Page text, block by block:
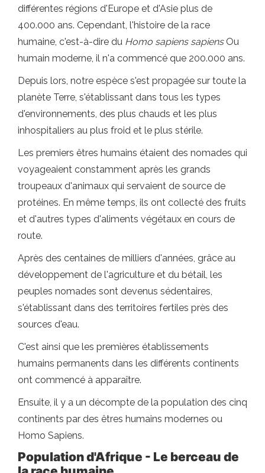
différentes régions d'Europe et d'Asie plus de
400.000 ans. Cependant, l'histoire de la race
humaine, c'est-à-dire du Homo sapiens sapiensOu
humain moderne, il n'a commencé que 200.000 ans.
Depuis lors, notre espèce s'est propagée sur toute la
planète Terre, s'établissant dans tous les types
d'environnements, des plus chauds et les plus
inhospitaliers au plus froid et le plus stérile.
Les premiers êtres humains étaient des nomades qui
voyageaient constamment après les grands
troupeaux d'animaux qui servaient de source de
protéines. En même temps, ils ont collecté des fruits
et d'autres types d'aliments végétaux en cours de
route.
Après des centaines de milliers d'années, grâce au
développement de l'agriculture et du bétail, les
peuples nomades sont devenus sédentaires,
s'établissant dans des territoires fertiles près des
sources d'eau.
C'est ainsi que les premières établissements
humains permanents dans les différents continents
ont commencé à apparaître.
Ensuite, il y a un décompte de la population des cinq
continents par des êtres humains modernes ou
Homo Sapiens.
Population d'Afrique - Le berceau de